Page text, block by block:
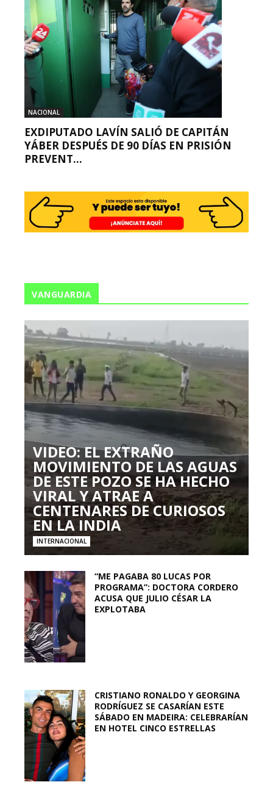
NACIONAL
EXDIPUTADO LAVÍN SALIÓ DE CAPITÁN
YÁBER DESPUÉS DE 90 DÍAS EN PRISIÓN
PREVENT...
VANGUARDIA
VIDEO: EL EXTRAÑO
MOVIMIENTO DE LAS AGUAS
DE ESTE POZO SE HA HECHO
VIRAL Y ATRAE A
CENTENARES DE CURIOSOS
EN LA INDIA
INTERNACIONAL
“ME PAGABA 80 LUCAS POR
PROGRAMA”: DOCTORA CORDERO
ACUSA QUE JULIO CÉSAR LA
EXPLOTABA
CRISTIANO RONALDO Y GEORGINA
RODRÍGUEZ SE CASARÍAN ESTE
SÁBADO EN MADEIRA: CELEBRARÍAN
EN HOTEL CINCO ESTRELLAS